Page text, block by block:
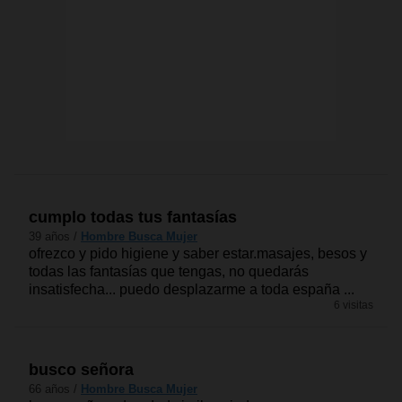
cumplo todas tus fantasías
39 años / Hombre Busca Mujer
ofrezco y pido higiene y saber estar.masajes, besos y
todas las fantasías que tengas, no quedarás
insatisfecha... puedo desplazarme a toda españa ...
6 visitas
busco señora
66 años / Hombre Busca Mujer